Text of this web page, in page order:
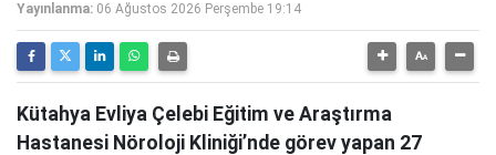
Yayınlanma: 06 Ağustos 2026 Perşembe 19:14
Kütahya Evliya Çelebi Eğitim ve Araştırma
Hastanesi Nöroloji Kliniği’nde görev yapan 27